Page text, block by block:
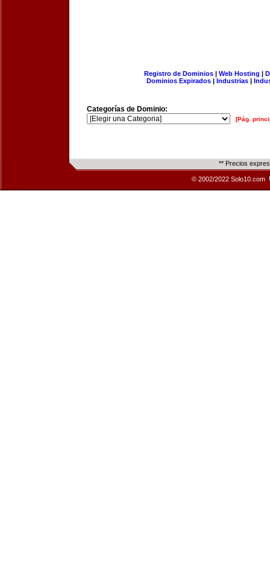
Registro de Dominios| Web Hosting |
Dominios Expirados | Industrias |
Categorías de Dominio:
[Pág.
** Precios
© 2002/2022 Solo10.com